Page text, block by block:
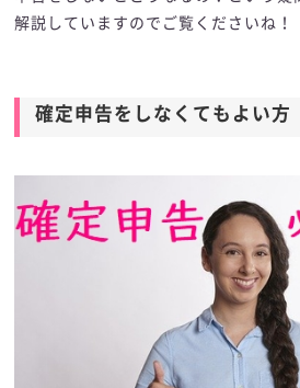
解説していますのでご覧くださいね！
確定申告をしなくてもよい方